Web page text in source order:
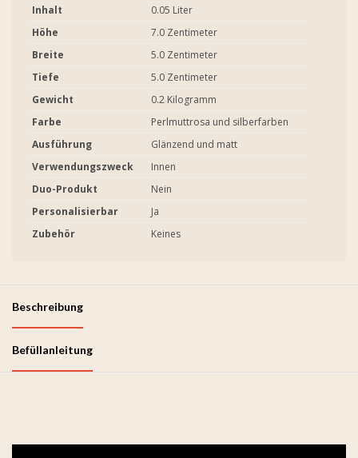
Inhalt
0.05 Liter
Höhe
7.0 Zentimeter
Breite
5.0 Zentimeter
Tiefe
5.0 Zentimeter
Gewicht
0.2 Kilogramm
Farbe
Perlmuttrosa und silberfarben
Ausführung
Glänzend und matt
Verwendungszweck
Innen
Duo-Produkt
Nein
Personalisierbar
Ja
Zubehör
Keines
Beschreibung
Befüllanleitung